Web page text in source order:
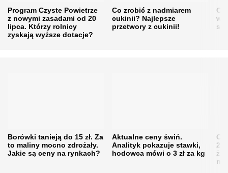
Program Czyste Powietrze
z nowymi zasadami od 20
lipca. Którzy rolnicy
zyskają wyższe dotacje?
Co zrobić z nadmiarem
cukinii? Najlepsze
przetwory z cukinii!
w
Borówki tanieją do 15 zł. Za
to maliny mocno zdrożały.
Jakie są ceny na rynkach?
Aktualne ceny świń.
Analityk pokazuje stawki,
hodowca mówi o 3 zł za kg